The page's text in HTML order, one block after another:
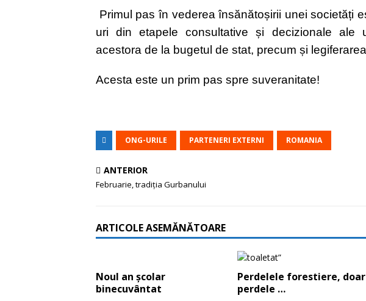
Primul pas în vederea însănătoșirii unei societăți
uri din etapele consultative și decizionale ale
acestora de la bugetul de stat, precum și
Acesta este un prim pas spre suveranitate!
ONG-URILE PARTENERI EXTERNI ROMANIA
ANTERIOR
Februarie, tradiția Gurbanului
ARTICOLE ASEMĂNĂTOARE
Noul an școlar
binecuvântat
Perdelele forestiere, doar
perdele …